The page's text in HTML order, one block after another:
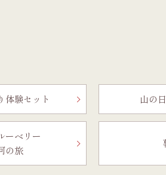
便
5,000円以上
糸寒天を
品な甘さ
イズ展開を
黒羊羹「匠」
森八の昔ながらの黒羊羹。
濃厚でコクのある甘さが特
」
げた小型
然の伏流
宝達葛くずきり
400年の歴史を誇る「宝達葛
しが自慢のくずきり
ご法要・弔事
体験セット 山の
ーベリー
の旅